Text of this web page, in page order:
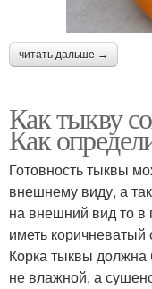
читать дальше →
Как тыкву
Как
Готовность тыквы
внешнему виду, а
на внешний вид то
иметь коричневатый
Корка тыквы должна
не влажной, а